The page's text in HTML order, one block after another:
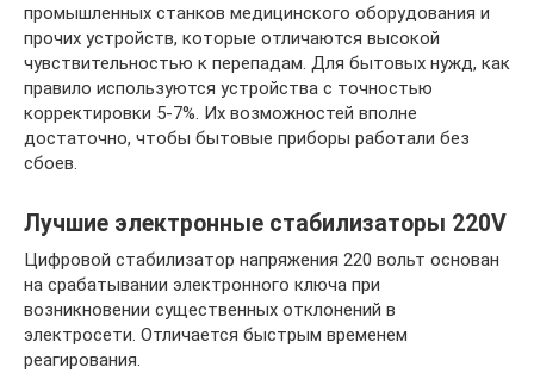
промышленных станков медицинского оборудования и
прочих устройств, которые отличаются высокой
чувствительностью к перепадам. Для бытовых нужд, как
правило используются устройства с точностью
корректировки 5-7%. Их возможностей вполне
достаточно, чтобы бытовые приборы работали без
сбоев.
Лучшие электронные стабилизаторы 220V
Цифровой стабилизатор напряжения 220 вольт основан
на срабатывании электронного ключа при
возникновении существенных отклонений в
электросети. Отличается быстрым временем
реагирования.